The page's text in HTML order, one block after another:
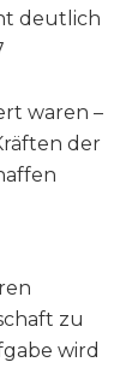
deutlich
waren –
der
zu
wird